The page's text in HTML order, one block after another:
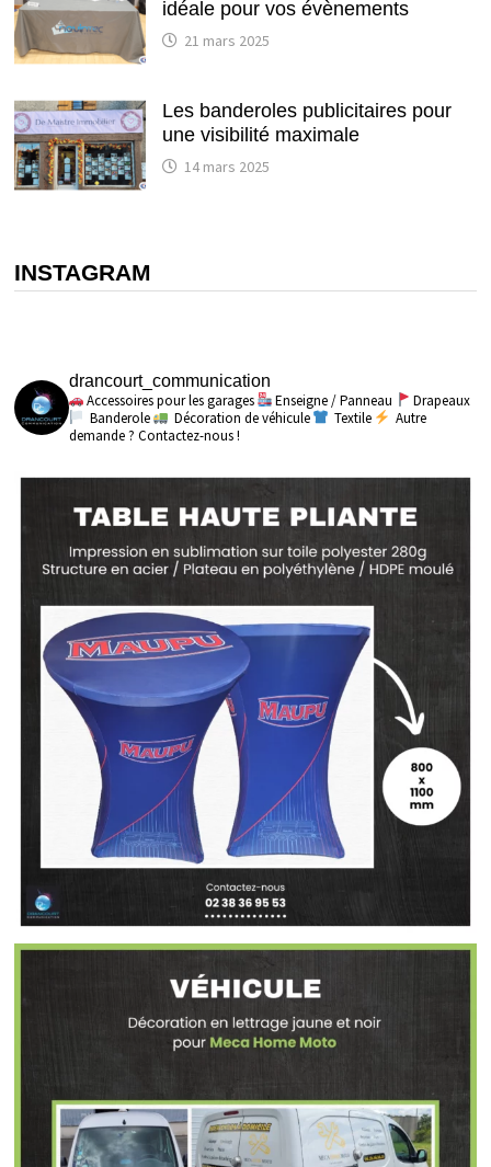
idéale pour vos évènements
21 mars 2025
Les banderoles publicitaires pour
une visibilité maximale
14 mars 2025
INSTAGRAM
drancourt_communication
Accessoires pour les garages
Enseigne / Panneau
Drapeaux
Banderole
Décoration de véhicule Textile
Autre
demande ? Contactez-nous !